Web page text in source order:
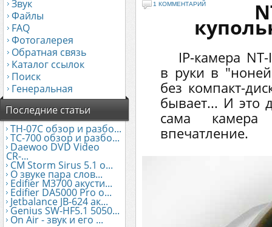
Звук
Файлы
FAQ
Фотогалерея
Обратная связь
Каталог ссылок
Поиск
Генеральная
Последние статьи
TH-07C обзор и разбо...
TC-700 обзор и разбо...
Daewoo DVD Video
CR-...
CM Storm Sirus 5.1 о...
О звуке пара слов...
Edifier М3700 акусти...
Edifier DA5000 Pro о...
Jetbalance JB-624 ак...
Genius SW-HF5.1 5050...
On Air - звук и его ...
1 КОММЕНТАРИЙ
IP-камера
в руки в
без компакт-
бывает... И это
сама камера
впечатление.